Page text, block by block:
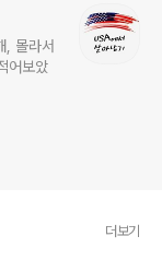
어보았
더보기